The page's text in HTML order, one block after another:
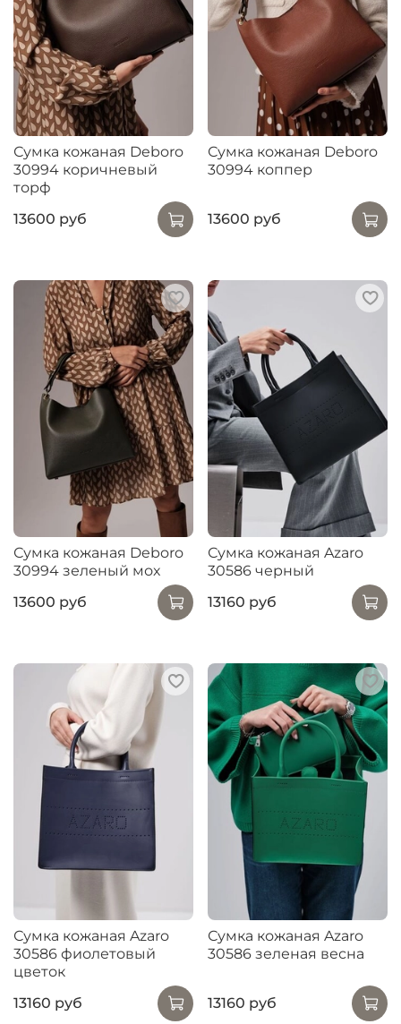
Сумка кожаная Deboro
30994 коричневый
торф
13600 руб
Сумка кожаная Deboro
30994 коппер
13600 руб
Сумка кожаная Deboro
30994 зеленый мох
13600 руб
Сумка кожаная Azaro
30586 черный
13160 руб
Сумка кожаная Azaro
30586 фиолетовый
цветок
13160 руб
Сумка кожаная Azaro
30586 зеленая весна
13160 руб